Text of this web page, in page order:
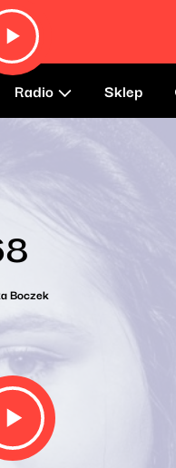
Radio Sklep
Boczek